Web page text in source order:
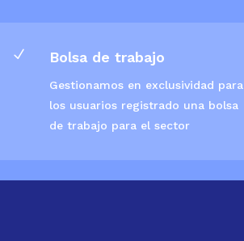
N Bolsa de trabajo
Gestionamos en exclusividad para
los usuarios registrado una bolsa
de trabajo para el sector